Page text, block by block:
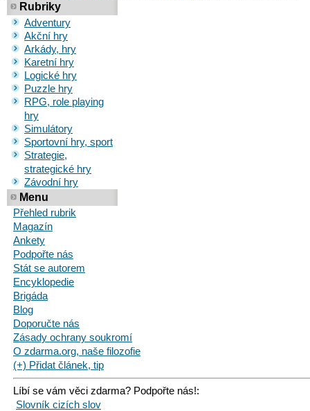
Rubriky
Adventury
Akční hry
Arkády, hry
Karetní hry
Logické hry
Puzzle hry
RPG, role playing
hry
Simulátory
Sportovní hry, sport
Strategie,
strategické hry
Závodní hry
Menu
Přehled rubrik
Magazín
Ankety
Podpořte nás
Stát se autorem
Encyklopedie
Brigáda
Blog
Doporučte nás
Zásady ochrany soukromí
O zdarma.org, naše filozofie
(+) Přidat článek, tip
Líbí se vám věci zdarma? Podpořte nás!:
Slovník cizích slov